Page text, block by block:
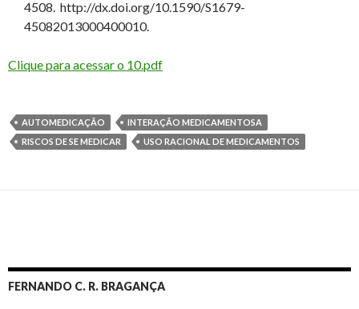
4508. http://dx.doi.org/10.1590/S1679-
45082013000400010.
Clique para acessar o 10.pdf
AUTOMEDICAÇÃO
INTERAÇÃO MEDICAMENTOSA
RISCOS DE SE MEDICAR
USO RACIONAL DE MEDICAMENTOS
FERNANDO C. R. BRAGANÇA